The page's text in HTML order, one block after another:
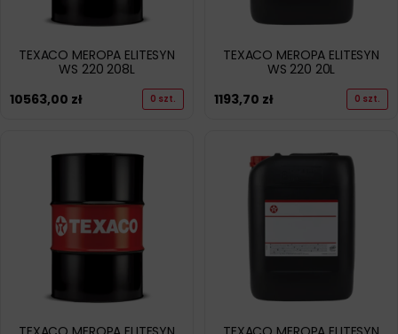
TEXACO MEROPA ELITESYN
WS 220 208L
10563,00 zł 0 szt.
TEXACO MEROPA ELITESYN
WS 220 20L
1193,70 zł 0 szt.